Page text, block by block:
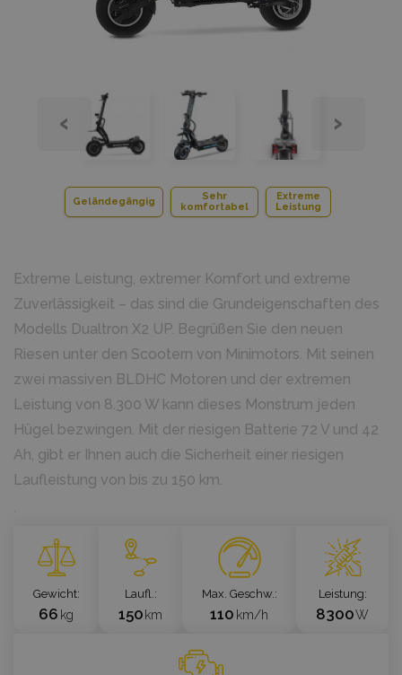
‹ ›
Geländegängig
Sehr
komfortabel
Extreme
Leistung
Extreme Leistung, extremer Komfort und extreme
Zuverlässigkeit – das sind die Grundeigenschaften des
Modells Dualtron X2 UP. Begrüßen Sie den neuen
Riesen unter den Scootern von Minimotors. Mit seinen
zwei massiven BLDHC Motoren und der extremen
Leistung von 8.300 W kann dieses Monstrum jeden
Hügel bezwingen. Mit der riesigen Batterie 72 V und 42
Ah, gibt er Ihnen auch die Sicherheit einer riesigen
Laufleistung von bis zu 150 km.
`
Gewicht
66 kg
Laufl.
150 km
Max. Geschw.
110 km/h
Leistung
8300W